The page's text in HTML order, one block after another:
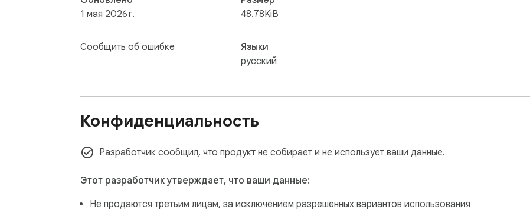
1 мая 2026 г.
Сообщить об ошибке
48.78KiB
Языки
русский
Конфиденциальность
Разработчик сообщил, что продукт не собирает и не использует ваши данные.
Этот разработчик утверждает, что ваши данные:
Не продаются третьим лицам, за исключением разрешенных вариантов использования